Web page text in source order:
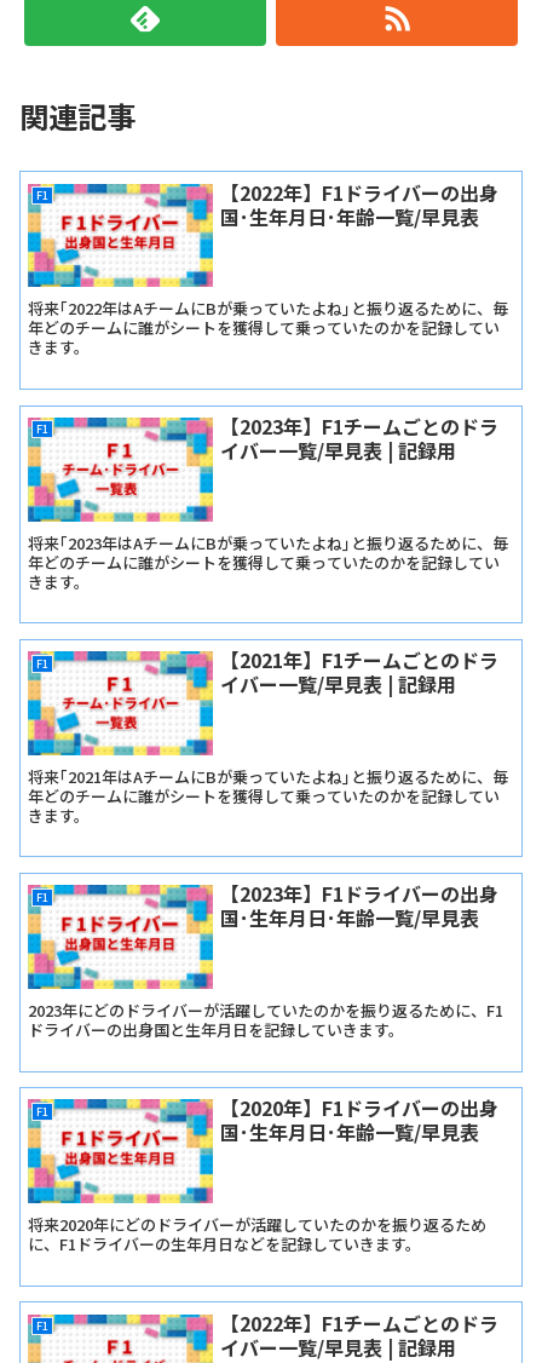
関連記事
F1
【2022年】F1ドライバーの出身
国･生年月日･年齢一覧/早見表
将来｢2022年はAチームにBが乗っていたよね｣と振り返るために、毎
年どのチームに誰がシートを獲得して乗っていたのかを記録してい
きます。
F1
【2023年】F1チームごとのドラ
イバー一覧/早見表 | 記録用
将来｢2023年はAチームにBが乗っていたよね｣と振り返るために、毎
年どのチームに誰がシートを獲得して乗っていたのかを記録してい
きます。
F1
【2021年】F1チームごとのドラ
イバー一覧/早見表 | 記録用
将来｢2021年はAチームにBが乗っていたよね｣と振り返るために、毎
年どのチームに誰がシートを獲得して乗っていたのかを記録してい
きます。
F1
【2023年】F1ドライバーの出身
国･生年月日･年齢一覧/早見表
2023年にどのドライバーが活躍していたのかを振り返るために、F1
ドライバーの出身国と生年月日を記録していきます。
F1
【2020年】F1ドライバーの出身
国･生年月日･年齢一覧/早見表
将来2020年にどのドライバーが活躍していたのかを振り返るため
に、F1ドライバーの生年月日などを記録していきます。
F1
【2022年】F1チームごとのドラ
イバー一覧/早見表 | 記録用